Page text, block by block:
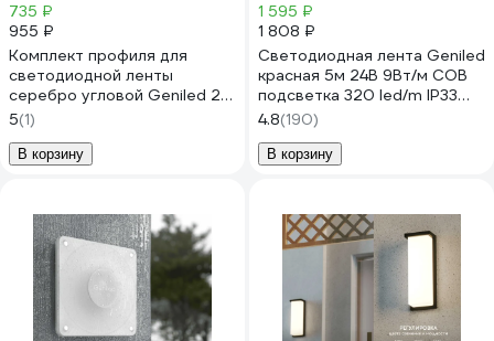
735 ₽
955 ₽
Комплект профиля для
светодиодной ленты
серебро угловой Geniled 2м
10x10x2000 М12 с
заглушками и полукруглым
рассеивателем (2шт)
5(1)
В корзину
1 595 ₽
1 808 ₽
Светодиодная лента Geniled
красная 5м 24В 9Вт/м COB
подсветка 320 led/m IP33
5мм 03616
4.8(190)
В корзину